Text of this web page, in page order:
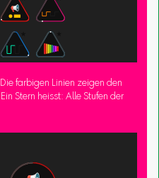
farbigen Linien zeigen den
Stern heisst: Alle Stufen der